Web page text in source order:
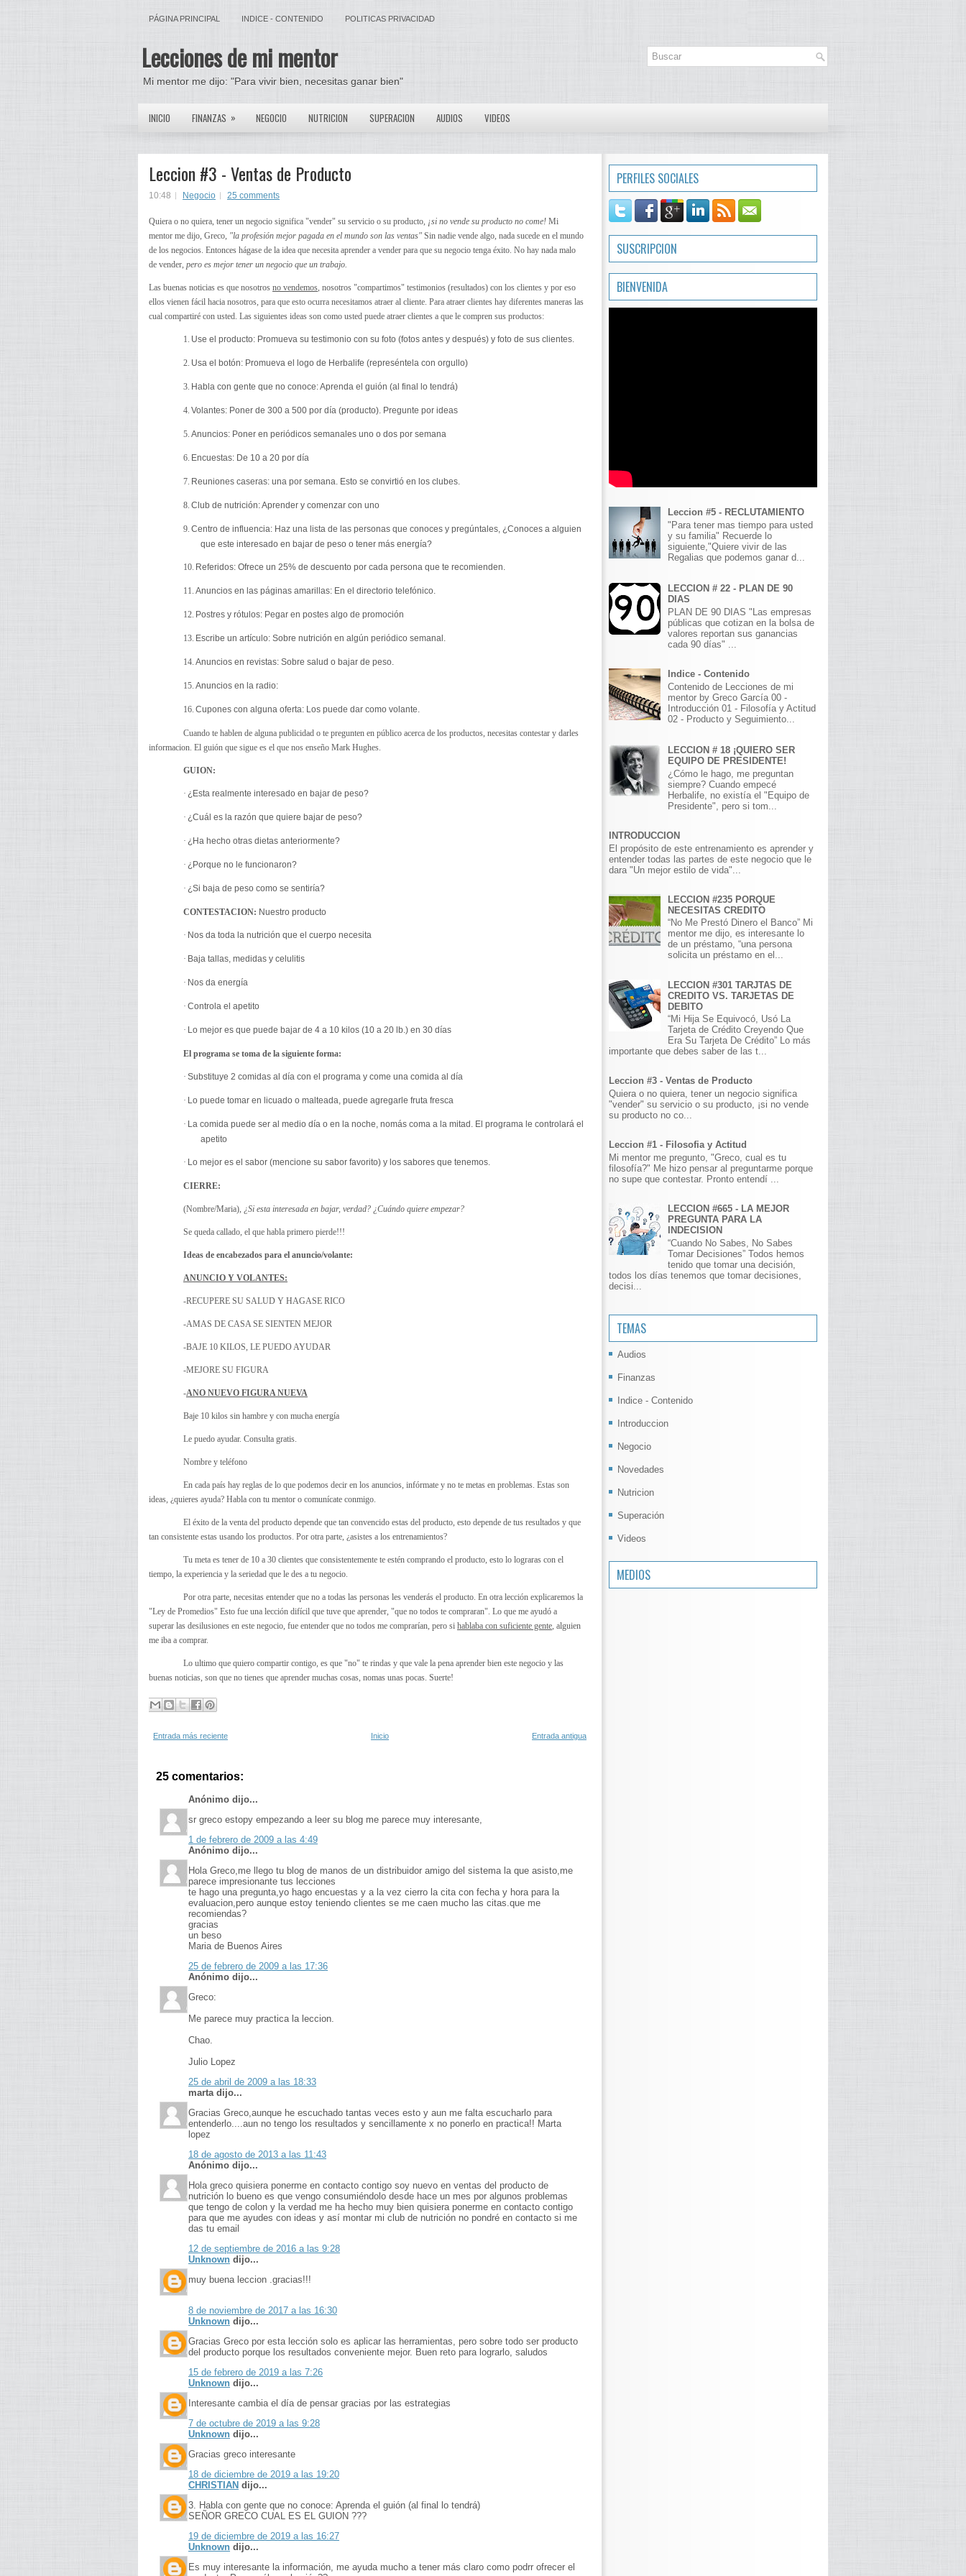
PÁGINA PRINCIPAL INDICE - CONTENIDO POLITICAS PRIVACIDAD
Lecciones de mi mentor
Mi mentor me dijo: "Para vivir bien, necesitas ganar bien"
INICIO FINANZAS » NEGOCIO NUTRICION SUPERACION AUDIOS VIDEOS
Leccion #3 - Ventas de Producto
10:48 Negocio 25 comments
Quiera o no quiera, tener un negocio significa "vender" su servicio o su producto, ¡si no vende su producto no come! Mi
mentor me dijo, Greco, "la profesión mejor pagada en el mundo son las ventas" Sin nadie vende algo, nada sucede en el mundo
de los negocios. Entonces hágase de la idea que necesita aprender a vender para que su negocio tenga éxito. No hay nada malo
de vender, pero es mejor tener un negocio que un trabajo.
Las buenas noticias es que nosotros no vendemos, nosotros "compartimos" testimonios (resultados) con los clientes y por eso
ellos vienen fácil hacia nosotros, para que esto ocurra necesitamos atraer al cliente. Para atraer clientes hay diferentes maneras las
cual compartiré con usted. Las siguientes ideas son como usted puede atraer clientes a que le compren sus productos:
1. Use el producto: Promueva su testimonio con su foto (fotos antes y después) y foto de sus clientes.
2. Usa el botón: Promueva el logo de Herbalife (represéntela con orgullo)
3. Habla con gente que no conoce: Aprenda el guión (al final lo tendrá)
4. Volantes: Poner de 300 a 500 por día (producto). Pregunte por ideas
5. Anuncios: Poner en periódicos semanales uno o dos por semana
6. Encuestas: De 10 a 20 por día
7. Reuniones caseras: una por semana. Esto se convirtió en los clubes.
8. Club de nutrición: Aprender y comenzar con uno
9. Centro de influencia: Haz una lista de las personas que conoces y pregúntales, ¿Conoces a alguien
que este interesado en bajar de peso o tener más energía?
10. Referidos: Ofrece un 25% de descuento por cada persona que te recomienden.
11. Anuncios en las páginas amarillas: En el directorio telefónico.
12. Postres y rótulos: Pegar en postes algo de promoción
13. Escribe un artículo: Sobre nutrición en algún periódico semanal.
14. Anuncios en revistas: Sobre salud o bajar de peso.
15. Anuncios en la radio:
16. Cupones con alguna oferta: Los puede dar como volante.
Cuando te hablen de alguna publicidad o te pregunten en público acerca de los productos, necesitas contestar y darles
informacion. El guión que sigue es el que nos enseño Mark Hughes.
GUION:
· ¿Esta realmente interesado en bajar de peso?
· ¿Cuál es la razón que quiere bajar de peso?
· ¿Ha hecho otras dietas anteriormente?
· ¿Porque no le funcionaron?
· ¿Si baja de peso como se sentiría?
CONTESTACION: Nuestro producto
· Nos da toda la nutrición que el cuerpo necesita
· Baja tallas, medidas y celulitis
· Nos da energía
· Controla el apetito
· Lo mejor es que puede bajar de 4 a 10 kilos (10 a 20 lb.) en 30 días
El programa se toma de la siguiente forma:
· Substituye 2 comidas al día con el programa y come una comida al día
· Lo puede tomar en licuado o malteada, puede agregarle fruta fresca
· La comida puede ser al medio día o en la noche, nomás coma a la mitad. El programa le controlará el
apetito
· Lo mejor es el sabor (mencione su sabor favorito) y los sabores que tenemos.
CIERRE:
(Nombre/Maria), ¿Si esta interesada en bajar, verdad? ¿Cuándo quiere empezar?
Se queda callado, el que habla primero pierde!!!
Ideas de encabezados para el anuncio/volante:
ANUNCIO Y VOLANTES:
-RECUPERE SU SALUD Y HAGASE RICO
-AMAS DE CASA SE SIENTEN MEJOR
-BAJE 10 KILOS, LE PUEDO AYUDAR
-MEJORE SU FIGURA
-ANO NUEVO FIGURA NUEVA
Baje 10 kilos sin hambre y con mucha energía
Le puedo ayudar. Consulta gratis.
Nombre y teléfono
En cada país hay reglas de lo que podemos decir en los anuncios, infórmate y no te metas en problemas. Estas son
ideas, ¿quieres ayuda? Habla con tu mentor o comunícate conmigo.
El éxito de la venta del producto depende que tan convencido estas del producto, esto depende de tus resultados y que
tan consistente estas usando los productos. Por otra parte, ¿asistes a los entrenamientos?
Tu meta es tener de 10 a 30 clientes que consistentemente te estén comprando el producto, esto lo lograras con el
tiempo, la experiencia y la seriedad que le des a tu negocio.
Por otra parte, necesitas entender que no a todas las personas les venderás el producto. En otra lección explicaremos la
"Ley de Promedios" Esto fue una lección difícil que tuve que aprender, "que no todos te compraran". Lo que me ayudó a
superar las desilusiones en este negocio, fue entender que no todos me comprarían, pero si hablaba con suficiente gente, alguien
me iba a comprar.
Lo ultimo que quiero compartir contigo, es que "no" te rindas y que vale la pena aprender bien este negocio y las
buenas noticias, son que no tienes que aprender muchas cosas, nomas unas pocas. Suerte!
Entrada más reciente Entrada antigua
Inicio
25 comentarios:
Anónimo dijo...
sr greco estopy empezando a leer su blog me parece muy interesante,
1 de febrero de 2009 a las 4:49
Anónimo dijo...
Hola Greco,me llego tu blog de manos de un distribuidor amigo del sistema la que asisto,me
parece impresionante tus lecciones
te hago una pregunta,yo hago encuestas y a la vez cierro la cita con fecha y hora para la
evaluacion,pero aunque estoy teniendo clientes se me caen mucho las citas.que me
recomiendas?
gracias
un beso
Maria de Buenos Aires
25 de febrero de 2009 a las 17:36
Anónimo dijo...
Greco:
Me parece muy practica la leccion.
Chao.
Julio Lopez
25 de abril de 2009 a las 18:33
marta dijo...
Gracias Greco,aunque he escuchado tantas veces esto y aun me falta escucharlo para
entenderlo....aun no tengo los resultados y sencillamente x no ponerlo en practica!! Marta
lopez
18 de agosto de 2013 a las 11:43
Anónimo dijo...
Hola greco quisiera ponerme en contacto contigo soy nuevo en ventas del producto de
nutrición lo bueno es que vengo consumiéndolo desde hace un mes por algunos problemas
que tengo de colon y la verdad me ha hecho muy bien quisiera ponerme en contacto contigo
para que me ayudes con ideas y así montar mi club de nutrición no pondré en contacto si me
das tu email
12 de septiembre de 2016 a las 9:28
Unknown dijo...
muy buena leccion .gracias!!!
8 de noviembre de 2017 a las 16:30
Unknown dijo...
Gracias Greco por esta lección solo es aplicar las herramientas, pero sobre todo ser producto
del producto porque los resultados conveniente mejor. Buen reto para lograrlo, saludos
15 de febrero de 2019 a las 7:26
Unknown dijo...
Interesante cambia el día de pensar gracias por las estrategias
7 de octubre de 2019 a las 9:28
Unknown dijo...
Gracias greco interesante
18 de diciembre de 2019 a las 19:20
CHRISTIAN dijo...
3. Habla con gente que no conoce: Aprenda el guión (al final lo tendrá)
SEÑOR GRECO CUAL ES EL GUION ???
19 de diciembre de 2019 a las 16:27
Unknown dijo...
Es muy interesante la información, me ayuda mucho a tener más claro como podrr ofrecer el
PERFILES SOCIALES
SUSCRIPCION
BIENVENIDA
Leccion #5 - RECLUTAMIENTO
"Para tener mas tiempo para usted
y su familia" Recuerde lo
siguiente,"Quiere vivir de las
Regalias que podemos ganar d...
LECCION # 22 - PLAN DE 90
DIAS
PLAN DE 90 DIAS "Las empresas
públicas que cotizan en la bolsa de
valores reportan sus ganancias
cada 90 días" ...
Indice - Contenido
Contenido de Lecciones de mi
mentor by Greco García 00 -
Introducción 01 - Filosofía y Actitud
02 - Producto y Seguimiento...
LECCION # 18 ¡QUIERO SER
EQUIPO DE PRESIDENTE!
¿Cómo le hago, me preguntan
siempre? Cuando empecé
Herbalife, no existía el "Equipo de
Presidente", pero si tom...
INTRODUCCION
El propósito de este entrenamiento es aprender y
entender todas las partes de este negocio que le
dara "Un mejor estilo de vida"...
LECCION #235 PORQUE
NECESITAS CREDITO
“No Me Prestó Dinero el Banco” Mi
mentor me dijo, es interesante lo
de un préstamo, “una persona
solicita un préstamo en el...
LECCION #301 TARJTAS DE
CREDITO VS. TARJETAS DE
DEBITO
“Mi Hija Se Equivocó, Usó La
Tarjeta de Crédito Creyendo Que
Era Su Tarjeta De Crédito” Lo más
importante que debes saber de las t...
Leccion #3 - Ventas de Producto
Quiera o no quiera, tener un negocio significa
"vender" su servicio o su producto, ¡si no vende
su producto no co...
Leccion #1 - Filosofia y Actitud
Mi mentor me pregunto, "Greco, cual es tu
filosofía?" Me hizo pensar al preguntarme porque
no supe que contestar. Pronto entendí ...
LECCION #665 - LA MEJOR
PREGUNTA PARA LA
INDECISION
“Cuando No Sabes, No Sabes
Tomar Decisiones” Todos hemos
tenido que tomar una decisión,
todos los días tenemos que tomar decisiones,
decisi...
TEMAS
Audios
Finanzas
Indice - Contenido
Introduccion
Negocio
Novedades
Nutricion
Superación
Videos
MEDIOS